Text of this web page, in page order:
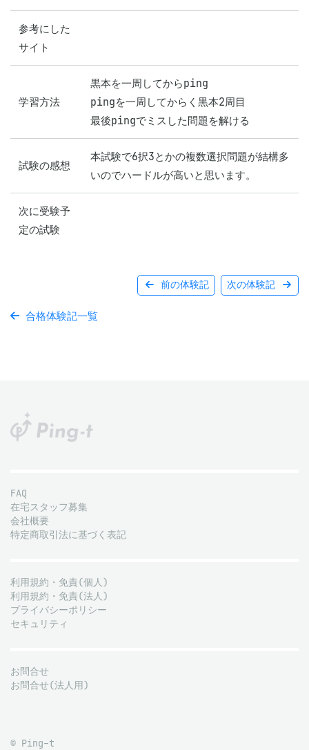
参考にした
サイト
学習方法
黒本を一周してからping
pingを一周してからく黒本2周目
最後pingでミスした問題を解ける
試験の感想
本試験で6択3とかの複数選択問題が結構多
いのでハードルが高いと思います。
次に受験予
定の試験
前の体験記 次の体験記
合格体験記一覧
FAQ
在宅スタッフ募集
会社概要
特定商取引法に基づく表記
利用規約・免責(個人)
利用規約・免責(法人)
プライバシーポリシー
セキュリティ
お問合せ
お問合せ(法人用)
© Ping-t